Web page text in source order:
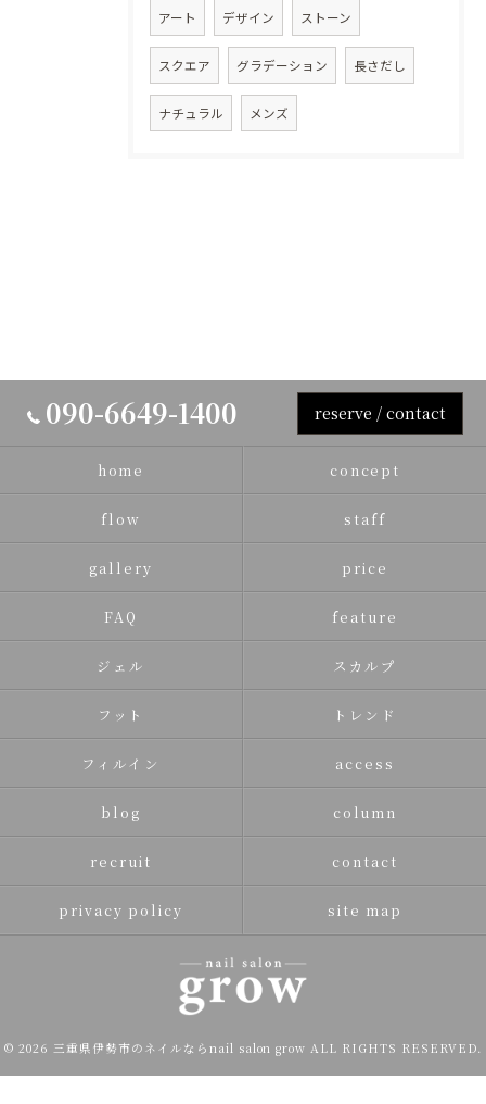
アート デザイン ストーン
スクエア グラデーション 長さだし
ナチュラル メンズ
090-6649-1400 reserve / contact
home concept
flow staff
gallery price
FAQ feature
ジェル スカルプ
フット トレンド
フィルイン access
blog column
recruit contact
privacy policy site map
© 2026 三重県伊勢市のネイルならnail salon grow ALL RIGHTS RESERVED.